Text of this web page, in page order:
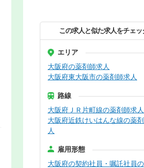
この求人と似た求人をチェッ
エリア
大阪府の薬剤師求人
大阪府東大阪市の薬剤師求人
路線
大阪府ＪＲ片町線の薬剤師求人
大阪府近鉄けいはんな線の薬
人
雇用形態
大阪府の契約社員・嘱託社員